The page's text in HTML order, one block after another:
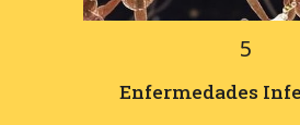
5
Enfermedades